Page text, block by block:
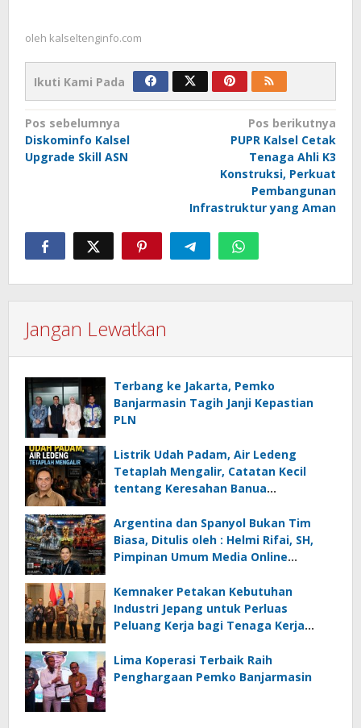
oleh kalseltenginfo.com
Ikuti Kami Pada
Navigasi
pos
Pos sebelumnya
Diskominfo Kalsel
Upgrade Skill ASN
Pos berikutnya
PUPR Kalsel Cetak
Tenaga Ahli K3
Konstruksi, Perkuat
Pembangunan
Infrastruktur yang Aman
Jangan Lewatkan
Terbang ke Jakarta, Pemko
Banjarmasin Tagih Janji Kepastian
PLN
Listrik Udah Padam, Air Ledeng
Tetaplah Mengalir, Catatan Kecil
tentang Keresahan Banua
Ancaman Lingkungan, Oleh : Helmi
Rifai, SH
Argentina dan Spanyol Bukan Tim
Biasa, Ditulis oleh : Helmi Rifai, SH,
Pimpinan Umum Media Online
Kemnaker Petakan Kebutuhan
Industri Jepang untuk Perluas
Peluang Kerja bagi Tenaga Kerja
Lima Koperasi Terbaik Raih
Penghargaan Pemko Banjarmasin